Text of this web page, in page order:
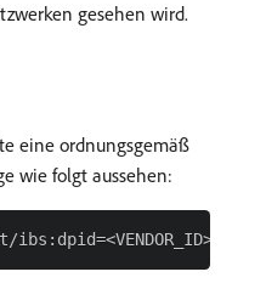
gesehen wird.
eine ordnungsgemäß
wie folgt aussehen: